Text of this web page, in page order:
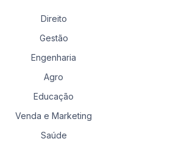
Direito
Gestão
Engenharia
Agro
Educação
Venda e Marketing
Saúde